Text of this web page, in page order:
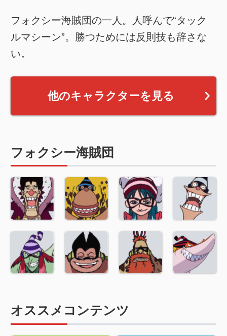
フォクシー海賊団の一人。人呼んで“タック
ルマシーン”。勝つためには反則技も辞さな
い。
他のキャラクターを見る
フォクシー海賊団
オススメコンテンツ